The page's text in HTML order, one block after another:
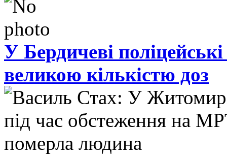
У Бердичеві
великою кількістю доз